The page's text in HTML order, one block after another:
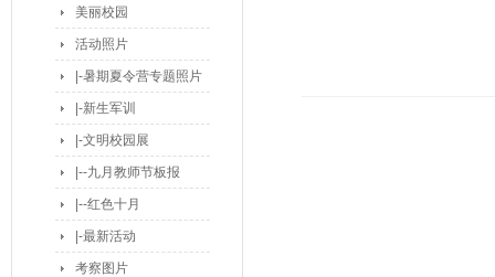
美丽校园
活动照片
|-暑期夏令营专题照片
|-新生军训
|-文明校园展
|--九月教师节板报
|--红色十月
|-最新活动
考察图片